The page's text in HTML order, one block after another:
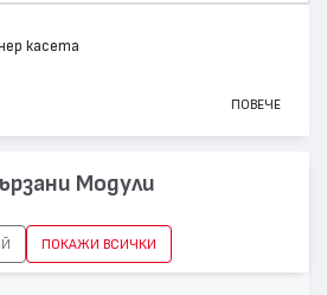
касета
2100 PRESS, VERSANT 3100
VERSANT 4100 PRESS
ПОВЕЧЕ
Модули
ПОКАЖИ ВСИЧКИ